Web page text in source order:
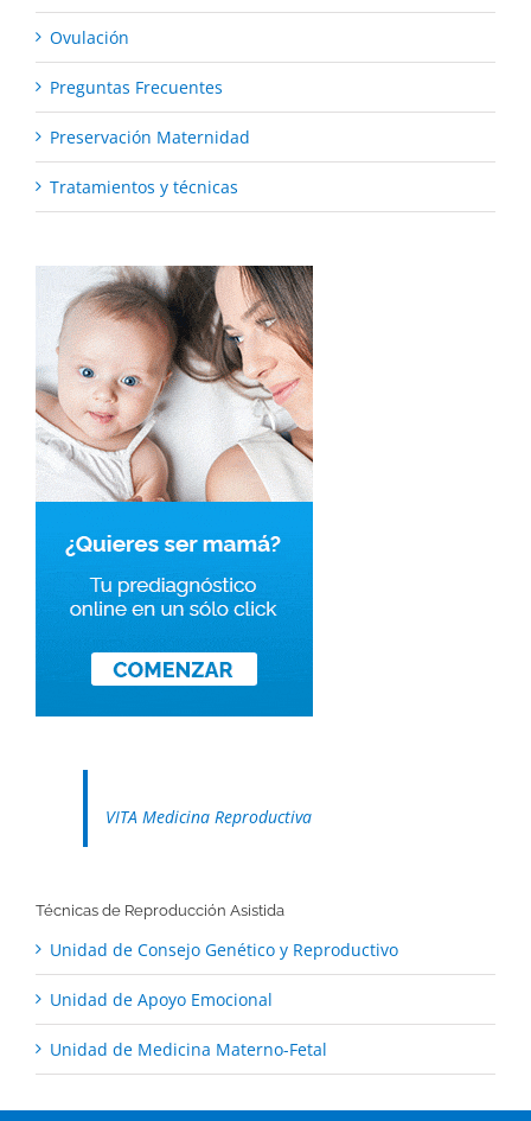
Ovulación
Preguntas Frecuentes
Preservación Maternidad
Tratamientos y técnicas
VITA Medicina Reproductiva
Técnicas de Reproducción Asistida
Unidad de Consejo Genético y Reproductivo
Unidad de Apoyo Emocional
Unidad de Medicina Materno-Fetal